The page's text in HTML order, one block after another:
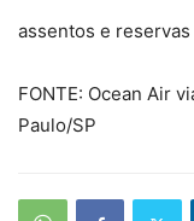
assentos e
FONTE: Ocean Air
Paulo/SP